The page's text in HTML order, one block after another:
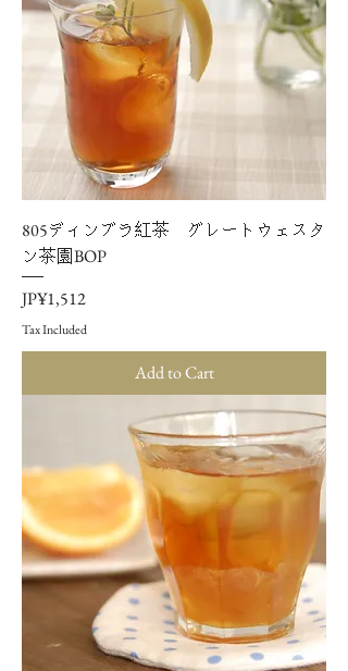
805ディンブラ紅茶 グレートウェスタ
ン茶園BOP
Price
JP¥1,512
Tax Included
Add to Cart